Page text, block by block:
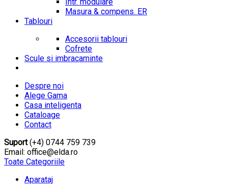
Masura & compens. ER
Tablouri
Accesorii tablouri
Cofrete
Scule si imbracaminte
Despre noi
Alege Gama
Casa inteligenta
Cataloage
Contact
Suport(+4) 0744 759 739
Email: office@elda.ro
Toate Categoriile
Aparataj